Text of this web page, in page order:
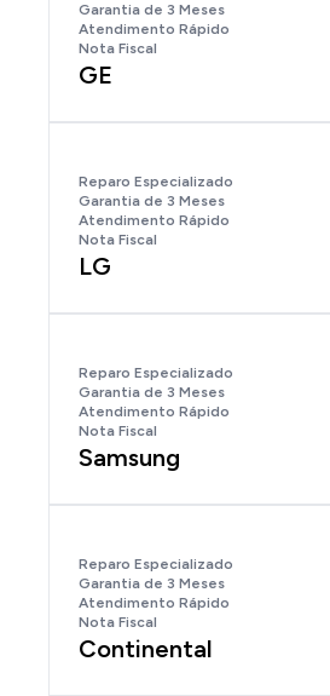
Garantia de 3 Meses
Atendimento Rápido
Nota Fiscal
GE
Reparo Especializado
Garantia de 3 Meses
Atendimento Rápido
Nota Fiscal
LG
Reparo Especializado
Garantia de 3 Meses
Atendimento Rápido
Nota Fiscal
Samsung
Reparo Especializado
Garantia de 3 Meses
Atendimento Rápido
Nota Fiscal
Continental